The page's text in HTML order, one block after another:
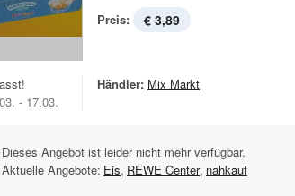
Preis: € 3,89
- 17.03.
Händler: Mix Markt
Dieses Angebot ist leider nicht mehr verfügbar.
Aktuelle Angebote: Eis, REWE Center, nahkauf